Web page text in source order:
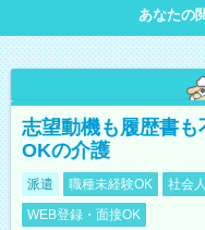
あなたの
志望動機も履歴書
OKの介護
派遣 職種未経験OK 社会
WEB登録・面接OK